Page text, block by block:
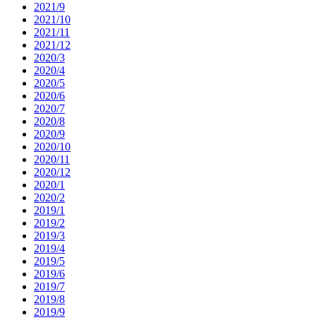
2021/9
2021/10
2021/11
2021/12
2020/3
2020/4
2020/5
2020/6
2020/7
2020/8
2020/9
2020/10
2020/11
2020/12
2020/1
2020/2
2019/1
2019/2
2019/3
2019/4
2019/5
2019/6
2019/7
2019/8
2019/9